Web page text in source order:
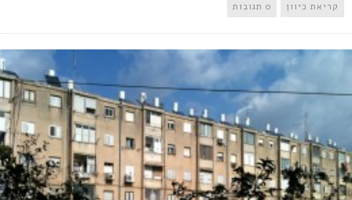
קריאת כיוון 0 תגובות